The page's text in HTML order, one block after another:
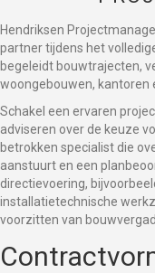
Hendriksen
partner tijdens het
begeleidt bouwtrajecten,
woongebouwen, kantoren
Schakel een ervaren
adviseren over de keuze
betrokken specialist die
aanstuurt en een
directievoering,
installatietechnische
voorzitten van